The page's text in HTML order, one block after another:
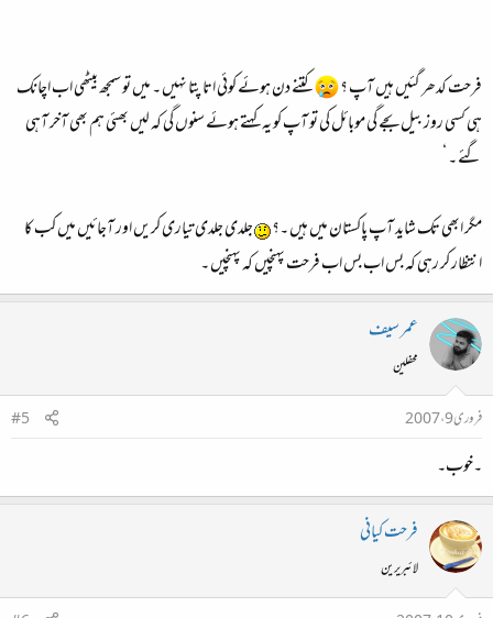
فرحت کدھر گئیں ہیں آپ ؟
کتنے دن ہوئے کوئی اتا پتا نہیں ۔ میں تو سمجھ بیٹھی اب اچانک
ہی کسی روز بیل بجے گی موبائل کی تو آپ کو یہ کہتے ہوئے سنوں گی کہ لیں بھئی ہم بھی آخر آہی
گئے ۔ ‘
مگر ابھی تک شاید آپ پاکستان میں ہیں ۔؟
جلدی جلدی تیاری کریں اور آجائیں میں کب کا
انتظار کر رہی کہ بس اب بس اب فرحت پہنچیں کہ پہنچیں ۔
عمر سیف
محفلین
فروری 9، 2007
#5
۔خوب۔
فرحت کیانی
لائبریرین